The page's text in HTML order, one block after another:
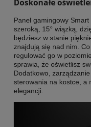
Doskonałe
Panel gamingowy
szeroką, 15° wiązką,
będziesz w stanie
znajdują się nad nim.
regulować go w
sprawia, że oświetlisz
Dodatkowo,
sterowania na kostce, a
elegancji.